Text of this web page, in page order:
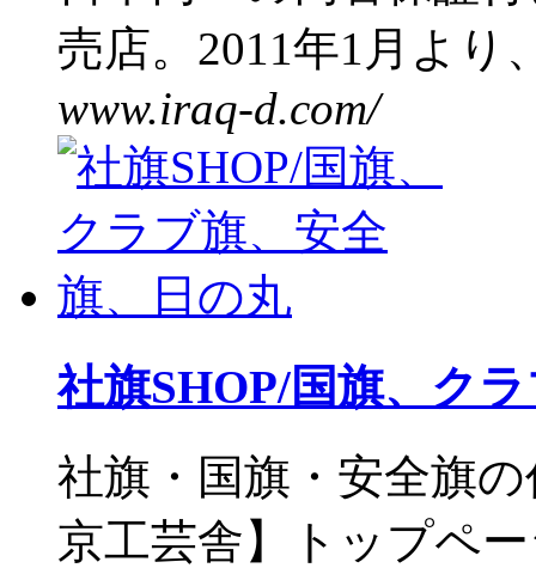
売店。2011年1月より
www.iraq-d.com/
社旗SHOP/国旗、ク
社旗・国旗・安全旗
京工芸舎】トップペ